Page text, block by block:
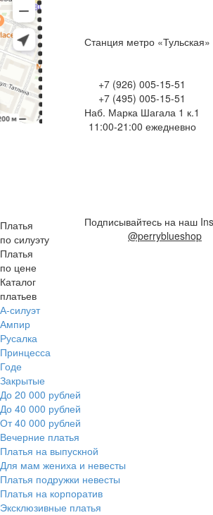
Станция метро «Тульская»
+7 (926) 005-15-51
+7 (495) 005-15-51
Наб. Марка Шагала 1 к.1
11:00-21:00 ежедневно
Подписывайтесь на наш
@perryblueshop
Платья
по силуэту
Платья
по цене
Каталог
платьев
А-силуэт
Ампир
Русалка
Принцесса
Годе
Закрытые
До 20 000 рублей
До 40 000 рублей
От 40 000 рублей
Вечерние платья
Платья на выпускной
Для мам жениха и невесты
Платья подружки невесты
Платья на корпоратив
Эксклюзивные платья